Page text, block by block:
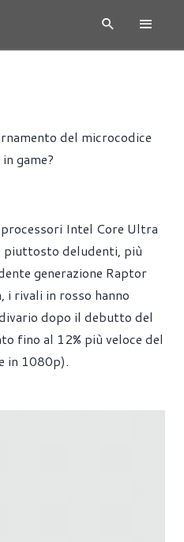
del microcodice
game?
Intel Core Ultra
piuttosto deludenti, più
generazione Raptor
i rivali in rosso hanno
dopo il debutto del
fino al 12% più veloce del
in 1080p).